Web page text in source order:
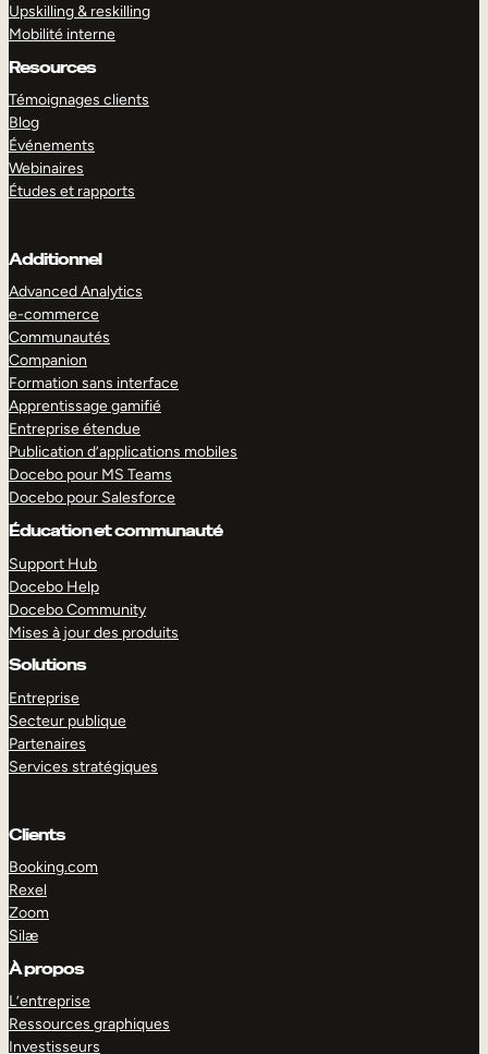
Upskilling & reskilling
Mobilité interne
Resources
Témoignages clients
Blog
Événements
Webinaires
Études et rapports
Additionnel
Advanced Analytics
e-commerce
Communautés
Companion
Formation sans interface
Apprentissage gamifié
Entreprise étendue
Publication d’applications mobiles
Docebo pour MS Teams
Docebo pour Salesforce
Éducation et communauté
Support Hub
Docebo Help
Docebo Community
Mises à jour des produits
Solutions
Entreprise
Secteur publique
Partenaires
Services stratégiques
Clients
Booking.com
Rexel
Zoom
Silæ
À propos
L’entreprise
Ressources graphiques
Investisseurs